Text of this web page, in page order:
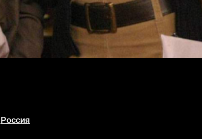
Россия